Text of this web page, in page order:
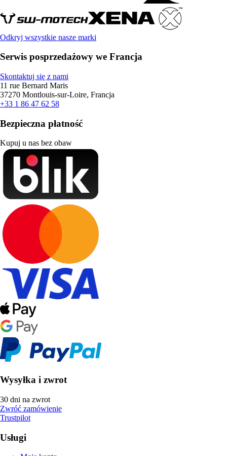
Odkryj wszystkie nasze marki
Serwis posprzedażowy we Francja
Skontaktuj się z nami
11 rue Bernard Maris
37270 Montlouis-sur-Loire, Francja
+33 1 86 47 62 58
Bezpieczna płatność
Kupuj u nas bez obaw
Wysyłka i zwrot
30 dni na zwrot
Zwróć zamówienie
Trustpilot
Usługi